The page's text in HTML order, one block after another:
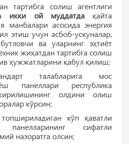
тартибга солиш агентлиги
икки ой муддатдақайта
манбалари асосида энергия
этиш учун асбоб-ускуналар,
ва уларнинг эҳтиёт
жиҳатдан тартибга солиш
ҳужжатларини қабул қилиш;
талабларига мос
панеллари республика
олдини олиш
кўрсин;
кўп қаватли
сифатли
назоратга олсин;